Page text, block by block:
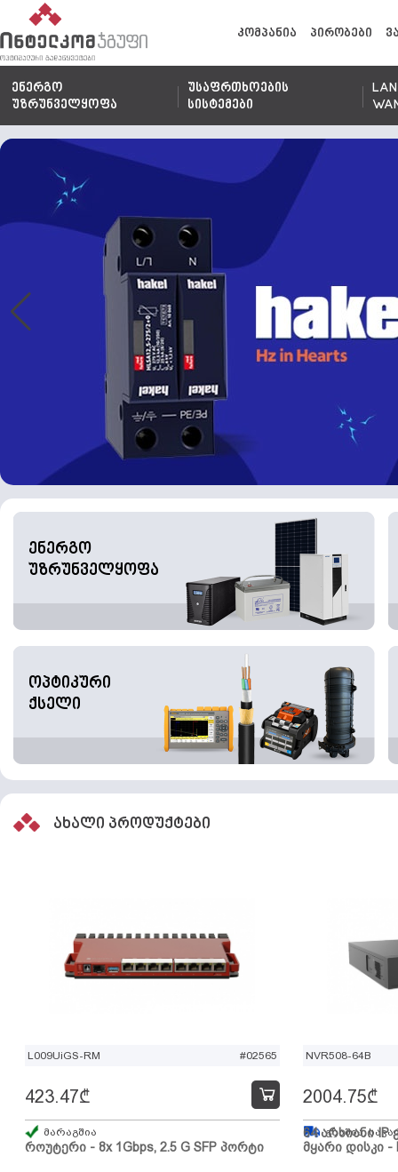
კომპანია პირობები
ენერგო
უზრუნველყოფა
უსაფრთხოების
სისტემები
ენერგო
უზრუნველყოფა
ოპტიკური
ქსელი
ახალი პროდუქტები
L009UiGS-RM #02565
როუტერი - 8x 1Gbps, 2.5 G SFP პორტი
423.47₾
მარაგშია
NVR508-64B
64 არხიანი IP
მყარი დისკი -
2004.75₾
გზაშია,